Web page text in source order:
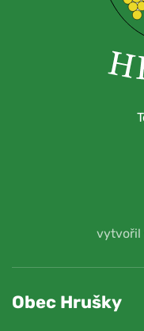
vytvořil
Obec Hrušky